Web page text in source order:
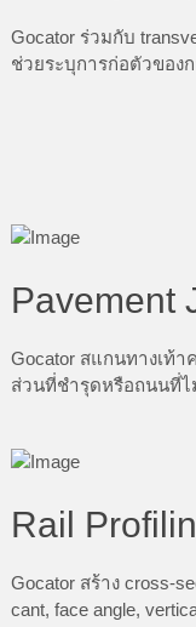
Gocator ร่วมกับ
ช่วยระบุการก่อตัวของ
Pavement
Gocator สแกนทางเท้า
ส่วนที่ชำรุดหรือถนนที่ไ
Rail
Gocator สร้าง cross-
cant, face angle,